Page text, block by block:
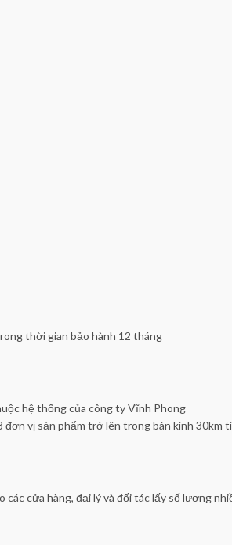
thời gian bảo hành 12 tháng
hệ thống của công ty Vĩnh Phong
đơn vị sản phẩm trở lên trong bán kính 30km
cửa hàng, đại lý và đối tác lấy số lượng